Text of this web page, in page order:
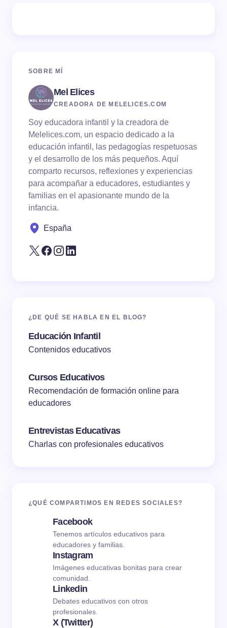
Your Comment *
Email *
Save my name and email in this browser for the
SOBRE MÍ
Mel Elices
CREADORA DE MELELICES.COM
Soy educadora infantil y la creadora de
Melelices.com, un espacio dedicado a la
educación infantil, las pedagogías respetuosas
y el desarrollo de los más pequeños. Aquí
comparto recursos, reflexiones y experiencias
para acompañar a educadores, estudiantes y
familias en el apasionante mundo de la
infancia.
España
¿DE QUÉ SE HABLA EN EL BLOG?
Educación Infantil
Contenidos educativos
Cursos Educativos
Recomendación de formación online para
educadores
Entrevistas Educativas
Charlas con profesionales educativos
¿QUÉ COMPARTIMOS EN REDES SOCIALES?
Facebook
Tenemos artículos educativos para
educadores y familias.
Instagram
Imágenes educativas bonitas para crear
comunidad.
Linkedin
Debates educativos con otros
profesionales.
X (Twitter)